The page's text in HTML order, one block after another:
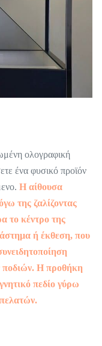
ολογραφική
ένα φυσικό προϊόν
Η αίθουσα
της ζαλίζοντας
το κέντρο της
ή έκθεση, που
ποδιών. Η προθήκη
πεδίο γύρω